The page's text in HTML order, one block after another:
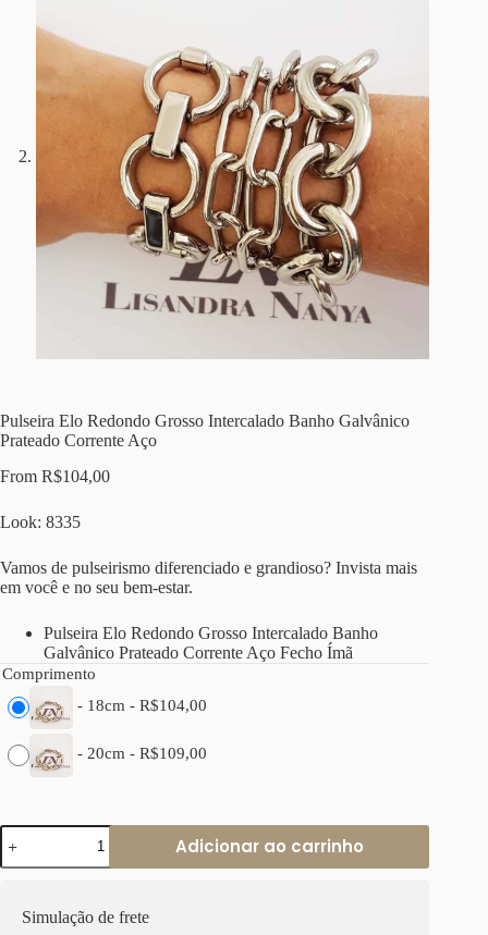
Pulseira Elo Redondo Grosso Intercalado Banho Galvânico
Prateado Corrente Aço
From R$104,00
Look: 8335
Vamos de pulseirismo diferenciado e grandioso? Invista mais
em você e no seu bem-estar.
Pulseira Elo Redondo Grosso Intercalado Banho
Galvânico Prateado Corrente Aço Fecho Ímã
Comprimento
- 18cm - R$104,00
- 20cm - R$109,00
Pulseira
Elo
Redondo
Banho
Adicionar ao carrinho
Simulação de frete